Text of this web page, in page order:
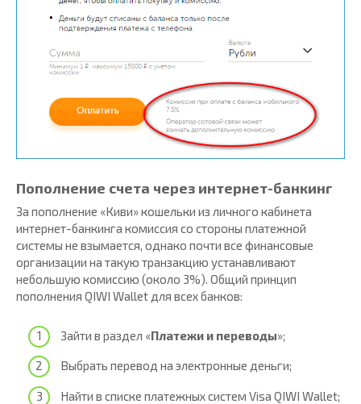
Пополнение счета через интернет-банкинг
За пополнение «Киви» кошельки из личного кабинета
интернет-банкинга комиссия со стороны платежной
системы не взымается, однако почти все финансовые
организации на такую транзакцию устанавливают
небольшую комиссию (около 3%). Общий принцип
пополнения QIWI Wallet для всех банков:
Зайти в раздел «Платежи и переводы»;
Выбрать перевод на электронные деньги;
Найти в списке платежных систем Visa QIWI Wallet;